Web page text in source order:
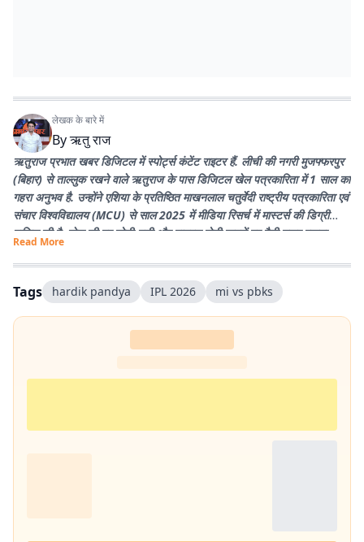
लेखक के बारे में
Byऋतु राज
ऋतुराज प्रभात खबर डिजिटल में स्पोर्ट्स कंटेंट राइटर हैं. लीची की नगरी मुजफ्फरपुर
(बिहार) से ताल्लुक रखने वाले ऋतुराज के पास डिजिटल खेल पत्रकारिता में 1 साल का
गहरा अनुभव है. उन्होंने एशिया के प्रतिष्ठित माखनलाल चतुर्वेदी राष्ट्रीय पत्रकारिता एवं
संचार विश्वविद्यालय (MCU) से साल 2025 में मीडिया रिसर्च में मास्टर्स की डिग्री
हासिल की है. खेल की हर छोटी-बड़ी और वायरल होती खबरों पर पैनी नजर रखना
उनकी खासियत है. उनका मुख्य लक्ष्य प्रभात खबर के पाठकों तक खेल जगत की हर
सटीक और विश्लेषण से भरी खबर सबसे पहले पहुंचाना है. पढ़ने और क्रिकेट खेलने के
शौकीन ऋतुराज खेल को सिर्फ कवर नहीं करते, बल्कि उसकी बारीकियों को जीते हैं.
Read More
Tags hardik pandya IPL 2026 mi vs pbks